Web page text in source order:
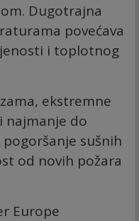
Dugotrajna
povećava
i toplotnog
ekstremne
najmanje do
sušnih
od novih požara
Europe